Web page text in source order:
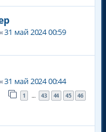
31 май 2024 00:59
31 май 2024 00:44
1 … 43 44 45 46